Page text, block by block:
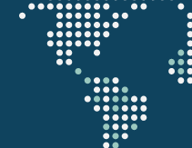
die
Projektkarte